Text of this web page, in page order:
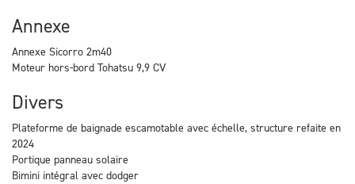
Annexe
Annexe Sicorro 2m40
Moteur hors-bord Tohatsu 9,9 CV
Divers
Plateforme de baignade escamotable avec échelle, structure refaite en
2024
Portique panneau solaire
Bimini intégral avec dodger